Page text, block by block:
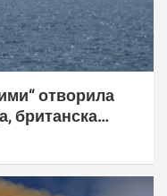
отворила
британска